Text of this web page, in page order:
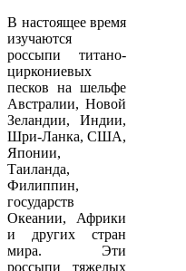
В настоящее время
изучаются
россыпи титано-
циркониевых
песков на шельфе
Австралии, Новой
Зеландии, Индии,
Шри-Ланка, США,
Японии,
Таиланда,
Филиппин,
государств
Океании, Африки
и других стран
мира. Эти
россыпи тяжелых